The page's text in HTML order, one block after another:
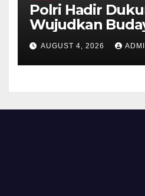
Polri Hadir
Wujudkan
Sehat di
AUGUST 4, 2026